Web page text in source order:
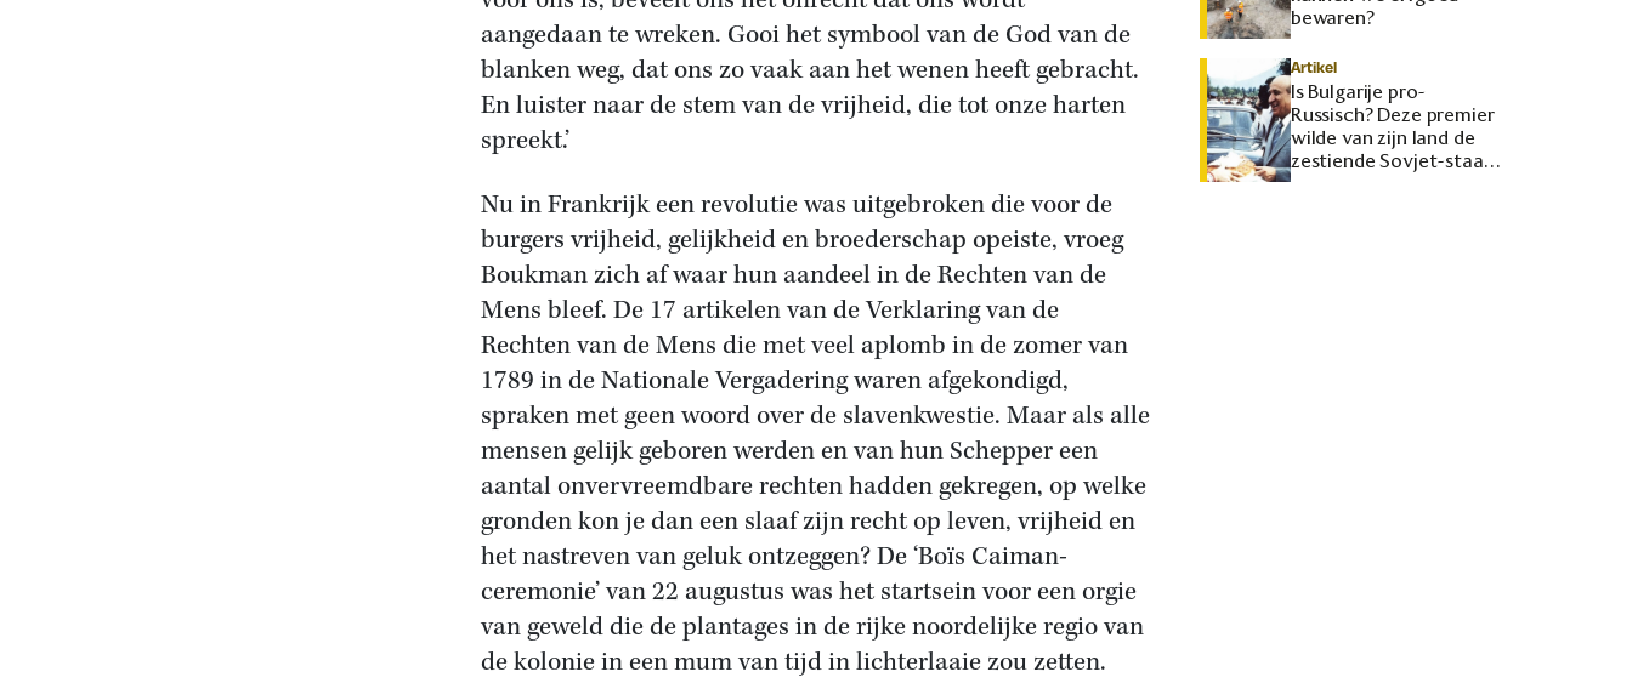
aangedaan te wreken. Gooi het symbool van de God van de
blanken weg, dat ons zo vaak aan het wenen heeft gebracht.
En luister naar de stem van de vrijheid, die tot onze harten
spreekt.’
Nu in Frankrijk een revolutie was uitgebroken die voor de
burgers vrijheid, gelijkheid en broederschap opeiste, vroeg
Boukman zich af waar hun aandeel in de Rechten van de
Mens bleef. De 17 artikelen van de Verklaring van de
Rechten van de Mens die met veel aplomb in de zomer van
1789 in de Nationale Vergadering waren afgekondigd,
spraken met geen woord over de slavenkwestie. Maar als alle
mensen gelijk geboren werden en van hun Schepper een
aantal onvervreemdbare rechten hadden gekregen, op welke
gronden kon je dan een slaaf zijn recht op leven, vrijheid en
het nastreven van geluk ontzeggen? De ‘Boïs Caiman-
ceremonie’ van 22 augustus was het startsein voor een orgie
van geweld die de plantages in de rijke noordelijke regio van
de kolonie in een mum van tijd in lichterlaaie zou zetten.
bewaren?
Artikel
Is Bulgarije pro-
Russisch? Deze premier
wilde van zijn land de
zestiende Sovjet-staat
maken